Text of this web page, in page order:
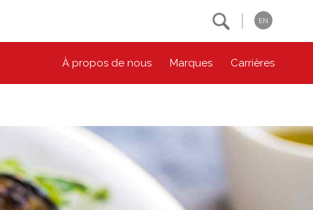
EN
À propos de nous Marques Carrières
Environnement
Bien-être des animaux Location